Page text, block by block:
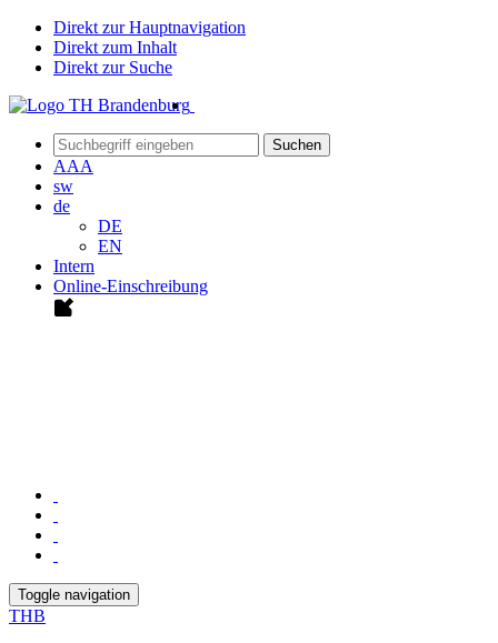
Direkt zur Hauptnavigation
Direkt zum Inhalt
Direkt zur Suche
Suchen
AAA
sw
de
DE
EN
Intern
Online-Einschreibung
Toggle navigation
THB